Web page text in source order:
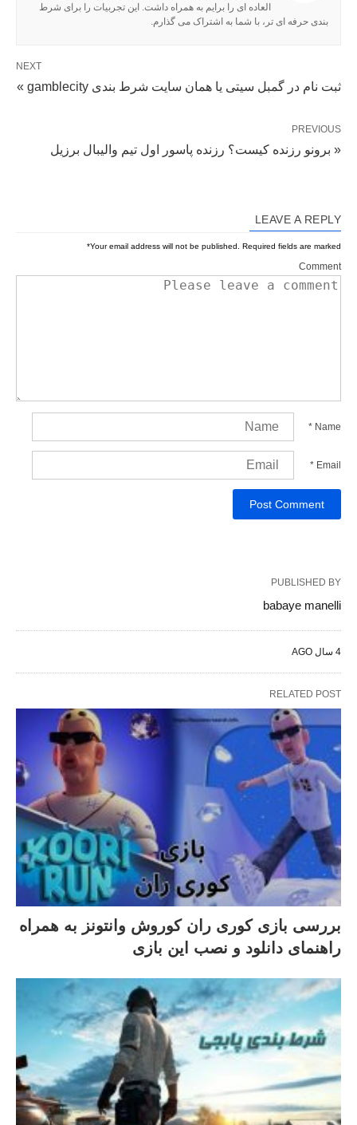
العاده ای را برایم به همراه داشت. این تجربیات را برای شرط
بندی حرفه ای تر، با شما به اشتراک می گذارم.
NEXT
ثبت نام در گمبل سیتی یا همان سایت شرط بندی gamblecity »
PREVIOUS
« برونو رزنده کیست؟ رزنده پاسور اول تیم والیبال برزیل
LEAVE A REPLY
Your email address will not be published. Required fields are marked
*
Comment
Name
*
Email
*
PUBLISHED BY
babaye manelli
4 سال AGO
RELATED POST
بررسی بازی کوری ران کوروش وانتونز به همراه
راهنمای دانلود و نصب این بازی